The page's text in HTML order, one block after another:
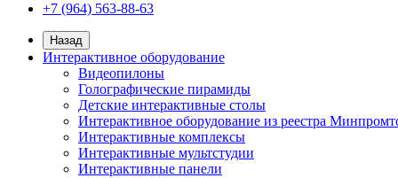
+7 (964) 563-88-63
Назад
Интерактивное оборудование
Видеопилоны
Голографические пирамиды
Детские интерактивные столы
Интерактивное оборудование из реестра
Интерактивные комплексы
Интерактивные мультстудии
Интерактивные панели